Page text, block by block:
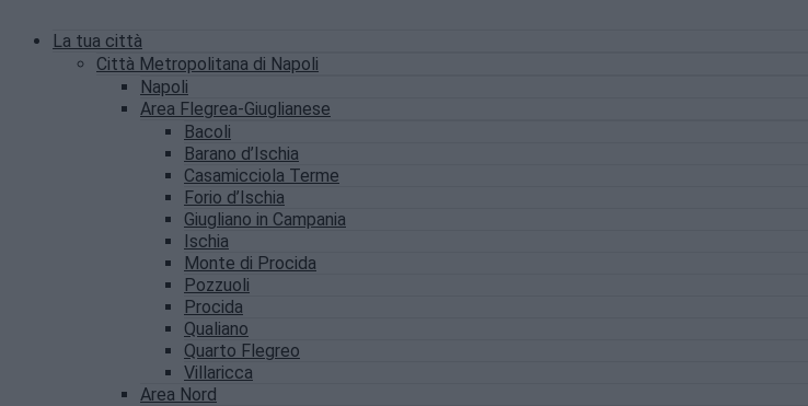
La tua città
Città Metropolitana di Napoli
Napoli
Area Flegrea-Giuglianese
Bacoli
Barano d’Ischia
Casamicciola Terme
Forio d’Ischia
Giugliano in Campania
Ischia
Monte di Procida
Pozzuoli
Procida
Qualiano
Quarto Flegreo
Villaricca
Area Nord